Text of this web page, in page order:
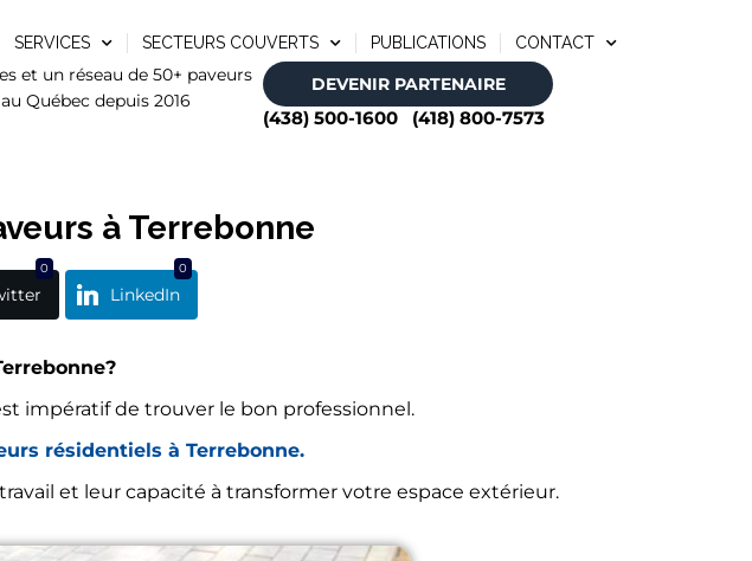
SERVICES SECTEURS COUVERTS PUBLICATIONS CONTACT
et un réseau de 50+ paveurs
Québec depuis 2016
DEVENIR PARTENAIRE
(438) 500-1600 (418) 800-7573
à Terrebonne
0 0
LinkedIn
impératif de trouver le bon professionnel.
résidentiels à Terrebonne.
et leur capacité à transformer votre espace extérieur.